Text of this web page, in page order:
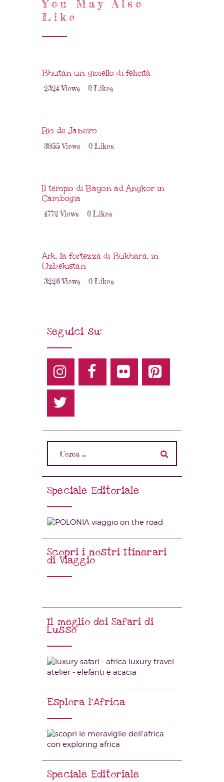
You May Also
Like
Bhutan un gioiello di felicità
2324Views 0Likes
Rio de Janeiro
3855Views 0Likes
Il tempio di Bayon ad Angkor in
Cambogia
4772 Views 0Likes
Ark, la fortezza di Bukhara, in
Uzbekistan
3226Views 0Likes
Seguici su:
Speciale Editoriale
Scopri i nostri Itinerari
di Viaggio
Il meglio dei Safari di
Lusso
Esplora l’Africa
Speciale Editoriale